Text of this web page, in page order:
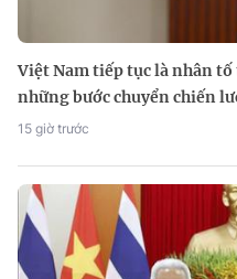
Việt Nam tiếp tục là nhân
những bước chuyển chiến
15 giờ trước